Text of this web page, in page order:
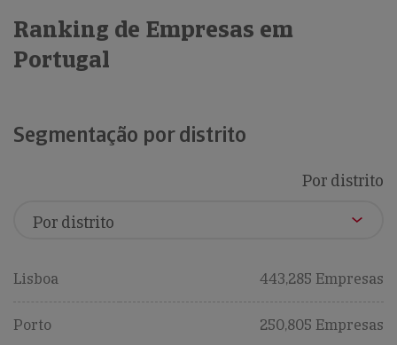
Ranking de Empresas em
Portugal
Segmentação por distrito
Por distrito
Lisboa 443,285 Empresas
Porto 250,805 Empresas